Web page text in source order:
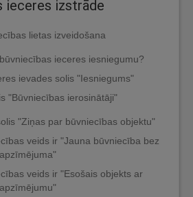
ieceres izstrāde
lietas izveidošana
ieceres iesniegumu?
ievades solis "Iesniegums"
"Būvniecības ierosinātāji"
"Ziņas par būvniecības objektu"
veids ir "Jauna būvniecība bez
veids ir "Esošais objekts ar